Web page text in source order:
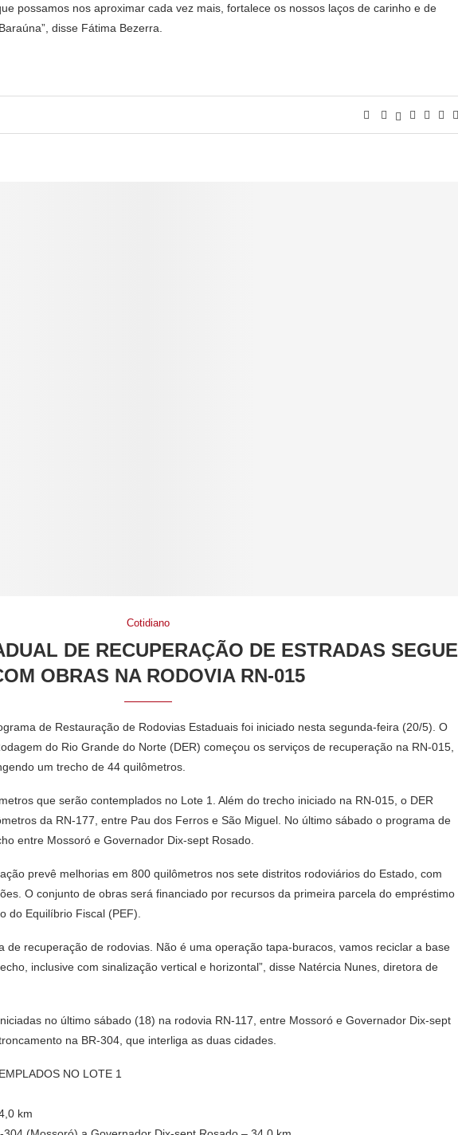
possamos nos aproximar cada vez mais, fortalece os nossos laços de carinho e de
disse Fátima Bezerra.
Cotidiano
DE RECUPERAÇÃO DE ESTRADAS SEGUE
OBRAS NA RODOVIA RN-015
de Restauração de Rodovias Estaduais foi iniciado nesta segunda-feira (20/5). O
do Rio Grande do Norte (DER) começou os serviços de recuperação na RN-015,
um trecho de 44 quilômetros.
que serão contemplados no Lote 1. Além do trecho iniciado na RN-015, o DER
da RN-177, entre Pau dos Ferros e São Miguel. No último sábado o programa de
entre Mossoró e Governador Dix-sept Rosado.
prevê melhorias em 800 quilômetros nos sete distritos rodoviários do Estado, com
O conjunto de obras será financiado por recursos da primeira parcela do empréstimo
do Equilíbrio Fiscal (PEF).
de recuperação de rodovias. Não é uma operação tapa-buracos, vamos reciclar a base
inclusive com sinalização vertical e horizontal”, disse Natércia Nunes, diretora de
no último sábado (18) na rodovia RN-117, entre Mossoró e Governador Dix-sept
na BR-304, que interliga as duas cidades.
NO LOTE 1
km